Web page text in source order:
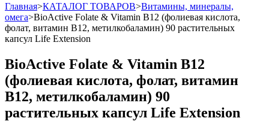
Главная>КАТАЛОГ ТОВАРОВ>Витамины, минералы,
омега>BioActive Folate & Vitamin B12 (фолиевая кислота,
фолат, витамин B12, метилкобаламин) 90 растительных
капсул Life Extension
BioActive Folate & Vitamin B12
(фолиевая кислота, фолат, витамин
B12, метилкобаламин) 90
растительных капсул Life Extension